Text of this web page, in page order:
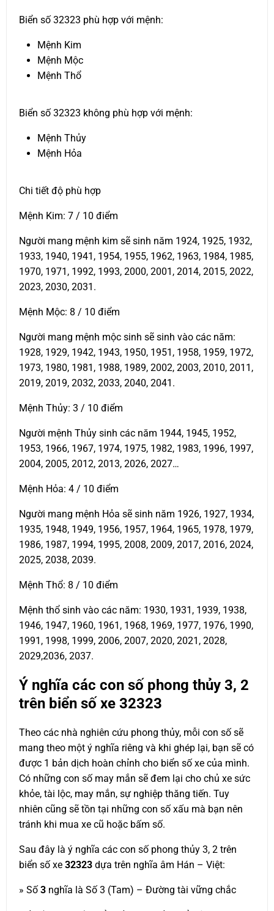
Biển số 32323 phù hợp với mệnh:
Mệnh Kim
Mệnh Mộc
Mệnh Thổ
Biển số 32323 không phù hợp với mệnh:
Mệnh Thủy
Mệnh Hỏa
Chi tiết độ phù hợp
Mệnh Kim: 7 / 10 điểm
Người mang mệnh kim sẽ sinh năm 1924, 1925, 1932,
1933, 1940, 1941, 1954, 1955, 1962, 1963, 1984, 1985,
1970, 1971, 1992, 1993, 2000, 2001, 2014, 2015, 2022,
2023, 2030, 2031.
Mệnh Mộc: 8 / 10 điểm
Người mang mệnh mộc sinh sẽ sinh vào các năm:
1928, 1929, 1942, 1943, 1950, 1951, 1958, 1959, 1972,
1973, 1980, 1981, 1988, 1989, 2002, 2003, 2010, 2011,
2019, 2019, 2032, 2033, 2040, 2041.
Mệnh Thủy: 3 / 10 điểm
Người mệnh Thủy sinh các năm 1944, 1945, 1952,
1953, 1966, 1967, 1974, 1975, 1982, 1983, 1996, 1997,
2004, 2005, 2012, 2013, 2026, 2027…
Mệnh Hỏa: 4 / 10 điểm
Người mang mệnh Hỏa sẽ sinh năm 1926, 1927, 1934,
1935, 1948, 1949, 1956, 1957, 1964, 1965, 1978, 1979,
1986, 1987, 1994, 1995, 2008, 2009, 2017, 2016, 2024,
2025, 2038, 2039.
Mệnh Thổ: 8 / 10 điểm
Mệnh thổ sinh vào các năm: 1930, 1931, 1939, 1938,
1946, 1947, 1960, 1961, 1968, 1969, 1977, 1976, 1990,
1991, 1998, 1999, 2006, 2007, 2020, 2021, 2028,
2029,2036, 2037.
Ý nghĩa các con số phong thủy 3, 2
trên biển số xe 32323
Theo các nhà nghiên cứu phong thủy, mỗi con số sẽ
mang theo một ý nghĩa riêng và khi ghép lại, bạn sẽ có
được 1 bản dịch hoàn chỉnh cho biển số xe của mình.
Có những con số may mắn sẽ đem lại cho chủ xe sức
khỏe, tài lộc, may mắn, sự nghiệp thăng tiến. Tuy
nhiên cũng sẽ tồn tại những con số xấu mà bạn nên
tránh khi mua xe cũ hoặc bấm số.
Sau đây là ý nghĩa các con số phong thủy 3, 2 trên
biển số xe 32323 dựa trên nghĩa âm Hán – Việt:
» Số3 nghĩa là Số 3 (Tam) – Đường tài vững chắc